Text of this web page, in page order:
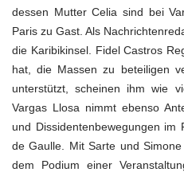
dessen Mutter Celia sind bei
Paris zu Gast. Als
die Karibikinsel. Fidel Castros
hat, die Massen zu beteiligen
unterstützt, scheinen ihm wie
Vargas Llosa nimmt ebenso
und Dissidentenbewegungen
de Gaulle. Mit Sarte und
dem Podium einer